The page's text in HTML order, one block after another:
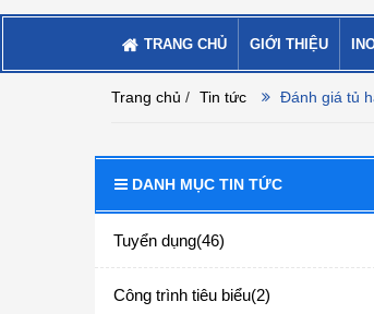
TRANG CHỦ GIỚI THIỆU
Trang chủ / Tin tức Đánh giá tủ
DANH MỤC TIN TỨC
Tuyển dụng(46)
Công trình tiêu biểu(2)